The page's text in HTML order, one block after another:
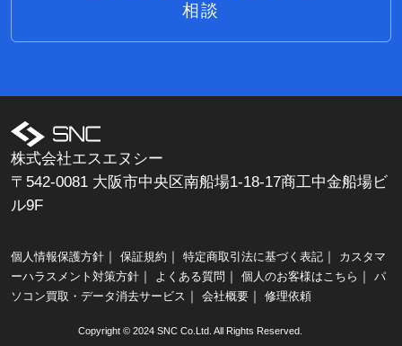
相談
株式会社エスエヌシー
〒542-0081 大阪市中央区南船場1-18-17商工中金船場ビ
ル9F
個人情報保護方針 ｜ 保証規約 ｜ 特定商取引法に基づく表記 ｜
カスタマ
ーハラスメント対策方針 ｜ よくある質問 ｜ 個人のお客様はこちら ｜ パ
ソコン買取・データ消去サービス ｜ 会社概要 ｜ 修理依頼
Copyright © 2024 SNC Co.Ltd. All Rights Reserved.